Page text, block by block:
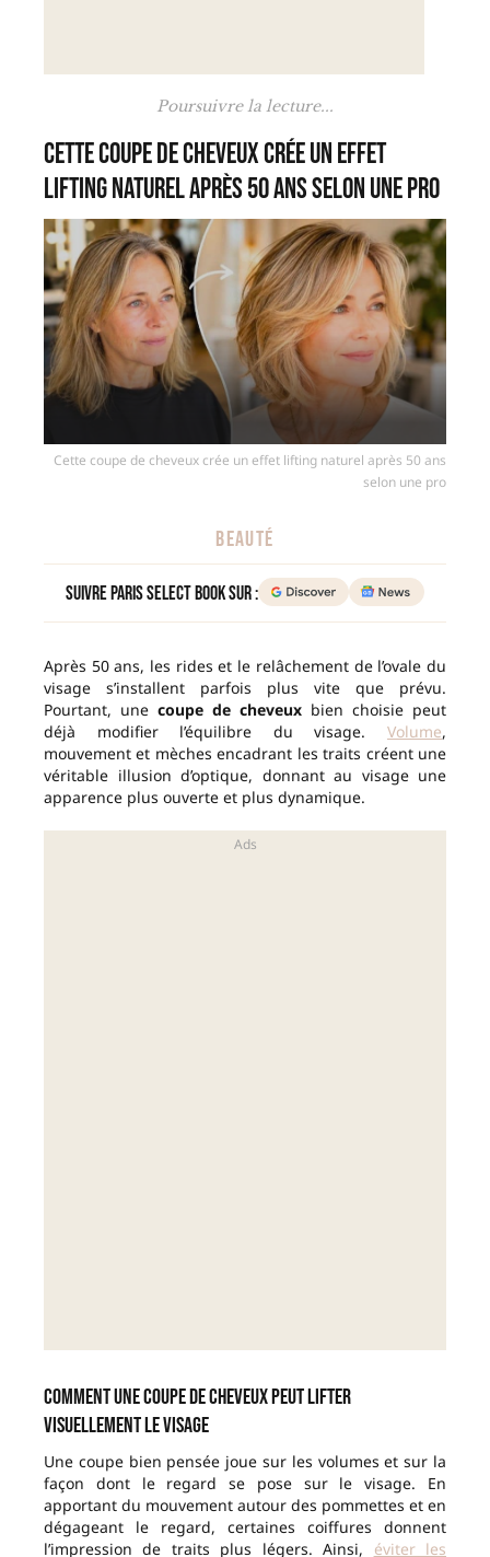
Poursuivre la lecture...
Cette coupe de cheveux crée un effet
lifting naturel après 50 ans selon une pro
Cette coupe de cheveux crée un effet lifting naturel après 50 ans
selon une pro
BEAUTÉ
Suivre Paris Select Book sur :
Après 50 ans, les rides et le relâchement de l’ovale du
visage s’installent parfois plus vite que prévu.
Pourtant, une coupe de cheveux bien choisie peut
déjà modifier l’équilibre du visage. Volume,
mouvement et mèches encadrant les traits créent une
véritable illusion d’optique, donnant au visage une
apparence plus ouverte et plus dynamique.
Comment une coupe de cheveux peut lifter
visuellement le visage
Une coupe bien pensée joue sur les volumes et sur la
façon dont le regard se pose sur le visage. En
apportant du mouvement autour des pommettes et en
dégageant le regard, certaines coiffures donnent
l’impression de traits plus légers. Ainsi, éviter les